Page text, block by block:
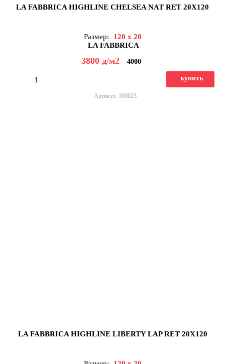
LA FABBRICA HIGHLINE CHELSEA NAT RET 20X120
Размер:
120 x 20
LA FABBRICA
3800 д/м2 4000
купить
Артикул: 109023
LA FABBRICA HIGHLINE LIBERTY LAP RET 20X120